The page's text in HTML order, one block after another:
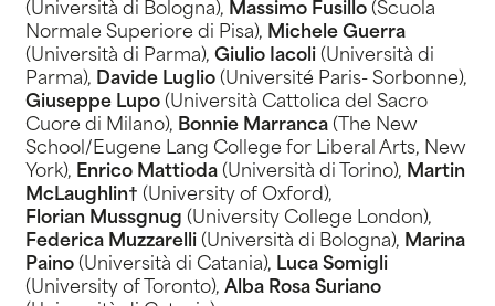
(Università di Bologna), Massimo Fusillo (Scuola
Normale Superiore di Pisa), Michele Guerra
(Università di Parma), Giulio Iacoli (Università di
Parma), Davide Luglio(Université Paris- Sorbonne),
Giuseppe Lupo(Università Cattolica del Sacro
Cuore di Milano), Bonnie Marranca (The New
School/Eugene Lang College for Liberal Arts, New
York), Enrico Mattioda(Università di Torino), Martin
McLaughlin† (University of Oxford),
Florian Mussgnug (University College London),
Federica Muzzarelli (Università di Bologna), Marina
Paino(Università di Catania), Luca Somigli
(University of Toronto), Alba Rosa Suriano